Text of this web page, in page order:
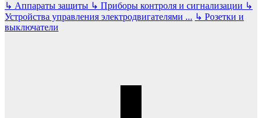
↳ Аппараты защиты ↳ Приборы контроля и сигнализации ↳
Устройства управления электродвигателями ... ↳ Розетки и
выключатели